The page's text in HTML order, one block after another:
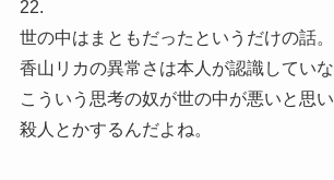
22.
世の中はまともだったというだけの話。
香山リカの異常さは本人が認識していな
こういう思考の奴が世の中が悪いと思
殺人とかするんだよね。